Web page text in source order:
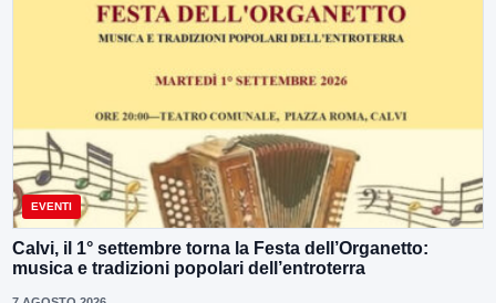
EVENTI
Calvi, il 1° settembre torna la Festa dell’Organetto:
musica e tradizioni popolari dell’entroterra